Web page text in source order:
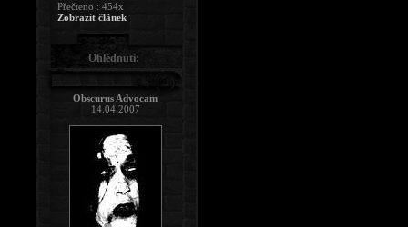
Přečteno : 454x
Zobrazit článek
Ohlédnutí:
Obscurus Advocam
14.04.2007